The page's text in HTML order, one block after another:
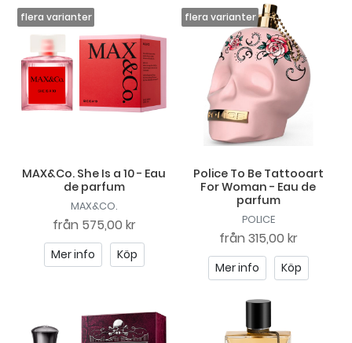
MAX&Co. She Is a 10 - Eau
de parfum
MAX&CO.
från 575,00 kr
Mer info Köp
Police To Be Tattooart
For Woman - Eau de
parfum
POLICE
från 315,00 kr
Mer info Köp